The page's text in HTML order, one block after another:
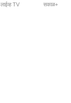
लाईव्ह TV सकाळ+